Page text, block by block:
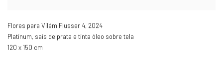
Flores para Vilém Flusser 4, 2024
Platinum, sais de prata e tinta óleo sobre tela
120 x 150 cm